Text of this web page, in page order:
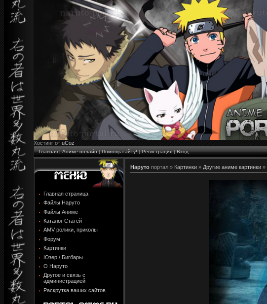
Хостинг от uCoz
Главная|Аниме онлайн|Помощь сайту!|Регистрация|Вход
Главная страница
Файлы Наруто
Файлы Аниме
Каталог Статей
AMV ролики, приколы
Форум
Картинки
Юзер / Бигбары
О Наруто
Другое и связь с
администрацией
Раскрутка ваших сайтов
Наруто портал » Картинки » Другие аниме картинки »